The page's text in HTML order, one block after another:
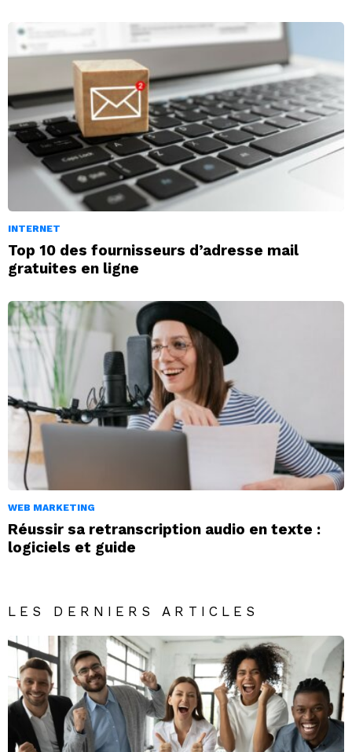
INTERNET
Top 10 des fournisseurs d’adresse mail
gratuites en ligne
WEB MARKETING
Réussir sa retranscription audio en texte :
logiciels et guide
LES DERNIERS ARTICLES